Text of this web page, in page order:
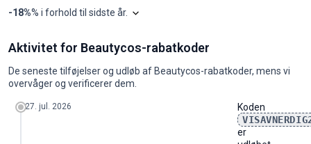
2026-01 0
2026-02 0 -
2026-041 15% 15% 0
2026-060 - 0 0
-
2026-070 -
-18%% i forhold til sidste år.
år
jan. feb. mar. apr. maj jun. jul. aug. sep.
2024
880 880 720 720 720 480 480 590
2025480 390 480 720 880 720 480 480 480 480 480 320
2026 260 320 320 390 532
Aktivitet for Beautycos-rabatkoder
De seneste tilføjelser og udløb af Beautycos-rabatkoder, mens vi
overvåger og verificerer dem.
27. jul. 2026
Koden
er